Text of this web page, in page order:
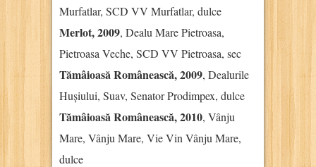
Murfatlar, SCD VV Murfatlar, dulce
Merlot, 2009, Dealu Mare Pietroasa,
Pietroasa Veche, SCD VV Pietroasa, sec
Tămâioasă Românească, 2009, Dealurile
Hușiului, Suav, Senator Prodimpex, dulce
Tămâioasă Românească, 2010, Vânju
Mare, Vânju Mare, Vie Vin Vânju Mare,
dulce